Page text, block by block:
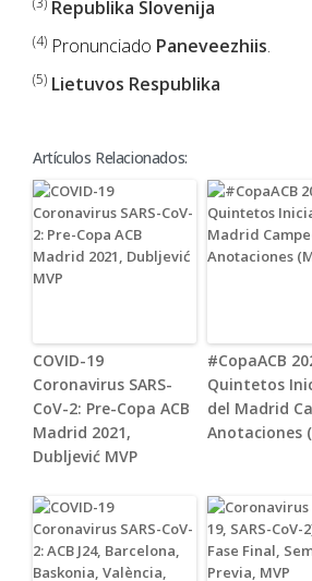
Republika Slovenija
(4) Pronunciado Paneveezhiis.
(5) Lietuvos Respublika
Artículos Relacionados:
COVID-19
Coronavirus SARS-
CoV-2: Pre-Copa ACB
Madrid 2021,
Dubljević MVP
#CopaACB
Quintetos
del Madrid
Anotaciones